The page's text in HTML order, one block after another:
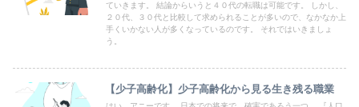
ていきます。 結論からいうと４０代の転職は可能です。 しかし、
２０代、３０代と比較して求められることが多いので、なかなか上
手くいかない人が多くなっているのです。 それではいきましょ
う。
【少子高齢化】少子高齢化から見る生き残る職業